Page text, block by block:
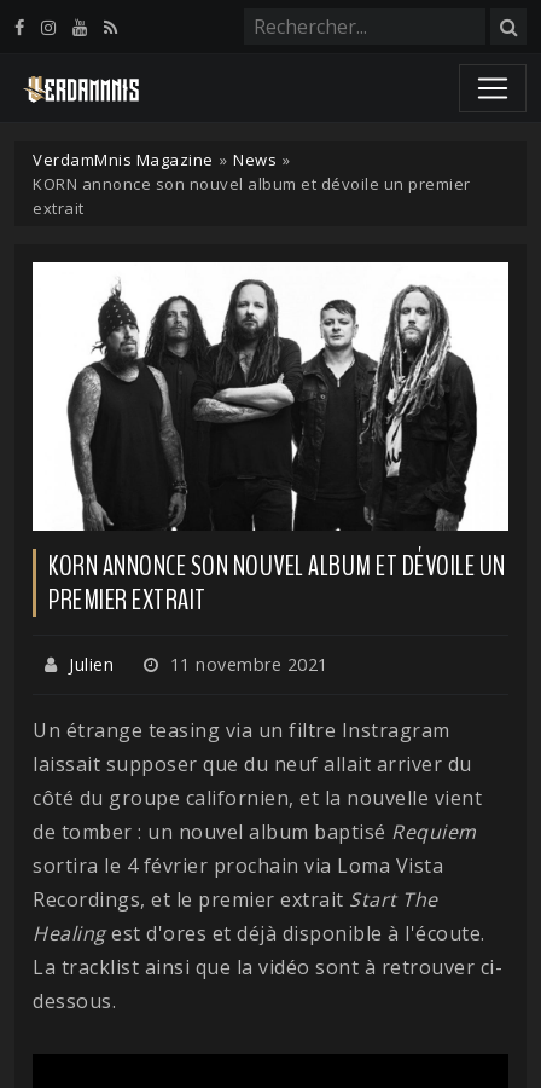
VerdamMnis Magazine » News »
KORN annonce son nouvel album et dévoile un premier
extrait
KORN ANNONCE SON NOUVEL ALBUM ET DÉVOILE UN
PREMIER EXTRAIT
Julien 11 novembre 2021
Un étrange teasing via un filtre Instragram
laissait supposer que du neuf allait arriver du
côté du groupe californien, et la nouvelle vient
de tomber : un nouvel album baptisé Requiem
sortira le 4 février prochain via Loma Vista
Recordings, et le premier extrait Start The
Healingest d'ores et déjà disponible à l'écoute.
La tracklist ainsi que la vidéo sont à retrouver ci-
dessous.
Panneau de gestion des cookies